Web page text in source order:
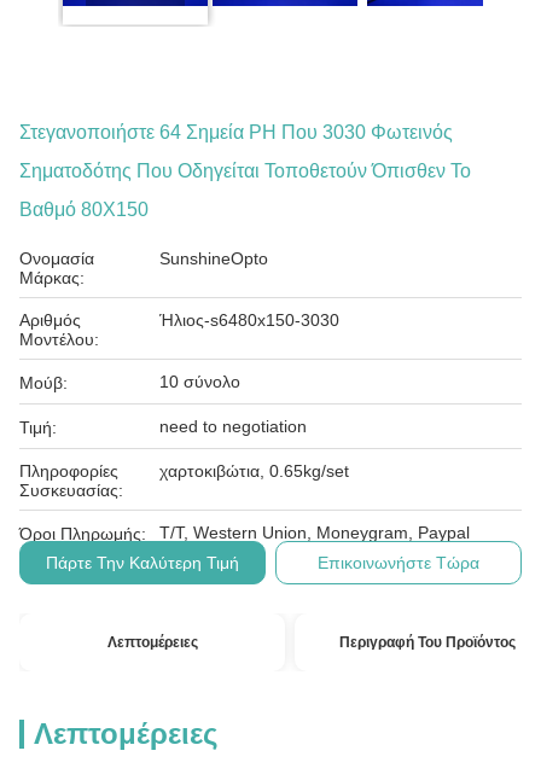
Στεγανοποιήστε 64 Σημεία PH Που 3030 Φωτεινός
Σηματοδότης Που Οδηγείται Τοποθετούν Όπισθεν Το
Βαθμό 80X150
Ονομασία
Μάρκας:
SunshineOpto
Αριθμός
Μοντέλου:
Ήλιος-s6480x150-3030
Μούβ: 10 σύνολο
Τιμή: need to negotiation
Πληροφορίες
Συσκευασίας:
χαρτοκιβώτια, 0.65kg/set
Όροι Πληρωμής:
T/T, Western Union, Moneygram, Paypal
Πάρτε Την Καλύτερη Τιμή
Επικοινωνήστε Τώρα
Λεπτομέρειες Περιγραφή Του Προϊόντος
Λεπτομέρειες